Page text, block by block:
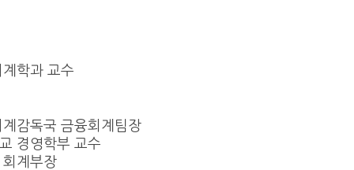
학과 교수
감독국 금융회계팀장
경영학부 교수
계부장